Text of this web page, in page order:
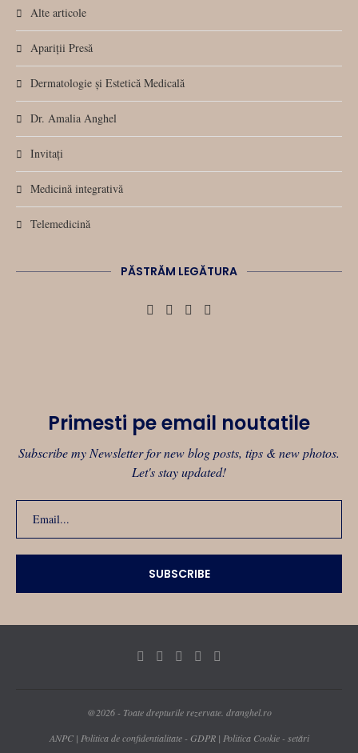
Alte articole
Apariții Presă
Dermatologie și Estetică Medicală
Dr. Amalia Anghel
Invitați
Medicină integrativă
Telemedicină
PĂSTRĂM LEGĂTURA
Primesti pe email noutatile
Subscribe my Newsletter for new blog posts, tips & new photos.
Let's stay updated!
@2026 - Toate drepturile rezervate. dranghel.ro
ANPC| Politica de confidentialitate - GDPR| Politica Cookie - setări